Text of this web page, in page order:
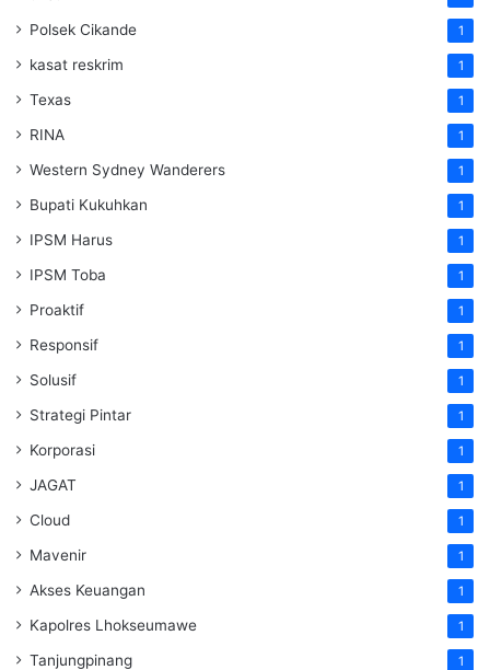
Polsek Cikande 1
kasat reskrim 1
Texas 1
RINA 1
Western Sydney Wanderers 1
Bupati Kukuhkan 1
IPSM Harus 1
IPSM Toba 1
Proaktif 1
Responsif 1
Solusif 1
Strategi Pintar 1
Korporasi 1
JAGAT 1
Cloud 1
Mavenir 1
Akses Keuangan 1
Kapolres Lhokseumawe 1
Tanjungpinang 1